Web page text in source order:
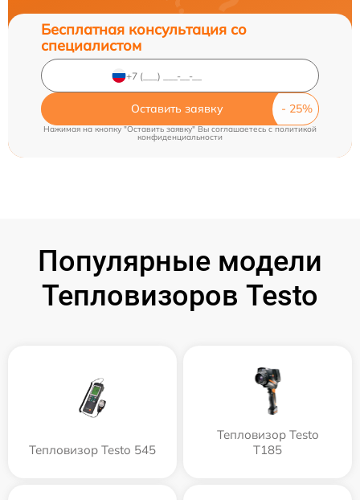
Бесплатная консультация со
специалистом
Оставить заявку
Нажимая на кнопку "Оставить заявку" Вы соглашаетесь cполитикой
конфиденциальности
Популярные модели
Тепловизоров Testo
Тепловизор Testo 545
Тепловизор Testo
T185